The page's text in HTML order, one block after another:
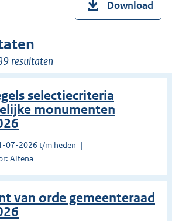
Download
resultaten
selectiecriteria
monumenten
07-2026 t/m heden
Altena
van orde gemeenteraad